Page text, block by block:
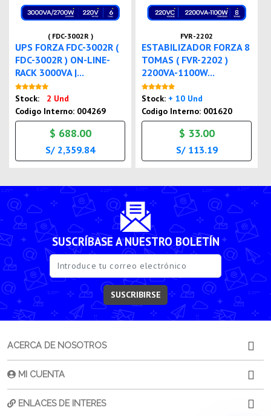
( FDC-3002R )
UPS FORZA FDC-3002R (
FDC-3002R ) ON-LINE-
RACK 3000VA |...
Stock:
2 Und
Codigo Interno: 004269
$ 688.00
S/ 2,359.84
FVR-2202
ESTABILIZADOR FORZA 8
TOMAS ( FVR-2202 )
2200VA-1100W...
Stock: + 10 Und
Codigo Interno: 001620
$ 33.00
S/ 113.19
SUSCRÍBASE A NUESTRO BOLETÍN
SUSCRIBIRSE
ACERCA DE NOSOTROS
MI CUENTA
ENLACES DE INTERES